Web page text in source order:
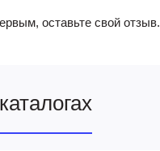
оставьте свой отзыв.